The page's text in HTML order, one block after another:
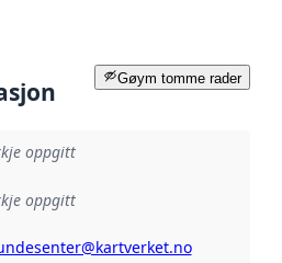
Gøym tomme rader
oppgitt
oppgitt